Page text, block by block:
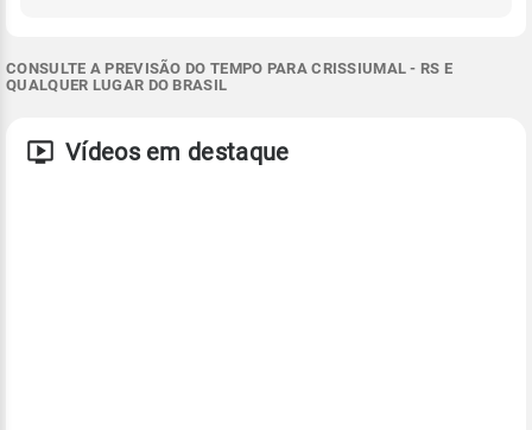
CONSULTE A PREVISÃO DO TEMPO PARA CRISSIUMAL - RS E
QUALQUER LUGAR DO BRASIL
Vídeos em destaque